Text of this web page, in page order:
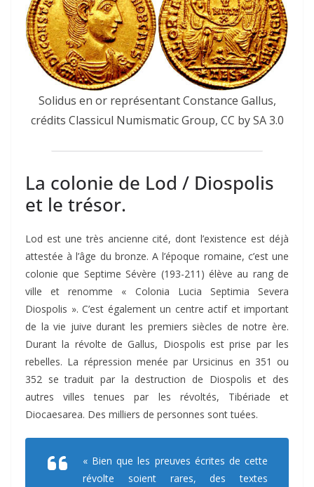
Solidus en or représentant Constance Gallus,
crédits Classicul Numismatic Group, CC by SA 3.0
La colonie de Lod / Diospolis
et le trésor.
Lod est une très ancienne cité, dont l’existence est déjà
attestée à l’âge du bronze. A l’époque romaine, c’est une
colonie que Septime Sévère (193-211) élève au rang de
ville et renomme « Colonia Lucia Septimia Severa
Diospolis ». C’est également un centre actif et important
de la vie juive durant les premiers siècles de notre ère.
Durant la révolte de Gallus, Diospolis est prise par les
rebelles. La répression menée par Ursicinus en 351 ou
352 se traduit par la destruction de Diospolis et des
autres villes tenues par les révoltés, Tibériade et
Diocaesarea. Des milliers de personnes sont tuées.
« Bien que les preuves écrites de cette
révolte soient rares, des textes